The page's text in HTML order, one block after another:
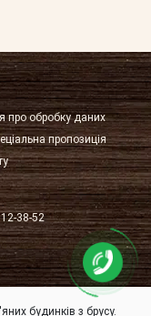
про обробку даних
пропозиція
38-52
будинків з брусу.